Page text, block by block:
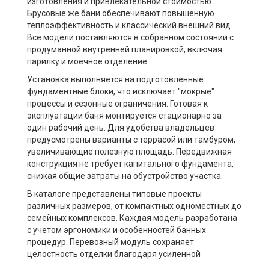
Брусовые же бани обеспечивают повышенную
теплоэффективность и классический внешний вид.
Все модели поставляются в собранном состоянии с
продуманной внутренней планировкой, включая
парилку и моечное отделение.
Установка выполняется на подготовленные
фундаментные блоки, что исключает "мокрые"
процессы и сезонные ограничения. Готовая к
эксплуатации баня монтируется стационарно за
один рабочий день. Для удобства владельцев
предусмотрены варианты с террасой или тамбуром,
увеличивающие полезную площадь. Передвижная
конструкция не требует капитального фундамента,
снижая общие затраты на обустройство участка.
В каталоге представлены типовые проекты
различных размеров, от компактных одноместных до
семейных комплексов. Каждая модель разработана
с учетом эргономики и особенностей банных
процедур. Перевозный модуль сохраняет
целостность отделки благодаря усиленной